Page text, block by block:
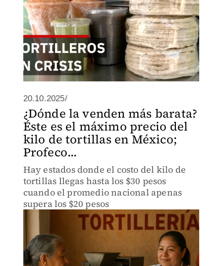
20.10.2025/
¿Dónde la venden más barata?
Éste es el máximo precio del
kilo de tortillas en México;
Profeco...
Hay estados donde el costo del kilo de
tortillas llegas hasta los $30 pesos
cuando el promedio nacional apenas
supera los $20 pesos